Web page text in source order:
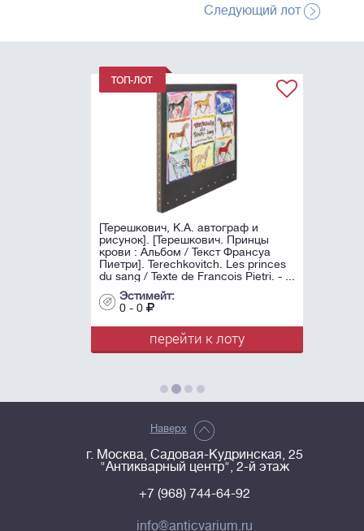
Следующий лот
[Терешкович, К.А. автограф и
рисунок]. [Терешкович. Принцы
крови : Альбом / Текст Франсуа
Пиетри]. Terechkovitch. Les princes
du sang / Texte de Francois Pietri. - ...
Эстимейт:
0 - 0
перейти к лоту
Наверх
г. Москва, Садовая-Кудринская, 25
"Антикварный центр", 2-й этаж
+7 (968) 744-64-92
info@anticvarium.ru